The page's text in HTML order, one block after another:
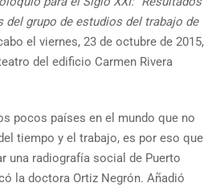
del grupo de estudios del trabajo de
el viernes, 23 de octubre de 2015,
del edificio Carmen Rivera
pocos países en el mundo que no
tiempo y el trabajo, es por eso que
una radiografía social de Puerto
la doctora Ortiz Negrón. Añadió